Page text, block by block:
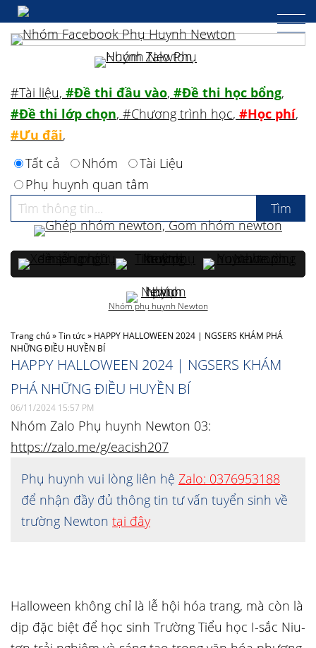
Trang chủ»Tin tức» HAPPY HALLOWEEN 2024 | NGSERS KHÁM PHÁ
NHỮNG ĐIỀU HUYỀN BÍ
HAPPY HALLOWEEN 2024 | NGSERS KHÁM
PHÁ NHỮNG ĐIỀU HUYỀN BÍ
06/11/2024 15:57 PM
Nhóm Zalo Phụ huynh Newton 03:
https://zalo.me/g/eacish207
Phụ huynh vui lòng liên hệ Zalo: 0376953188
để nhận đầy đủ thông tin tư vấn tuyển sinh về
trường Newton tại đây
Halloween không chỉ là lễ hội hóa trang, mà còn là
dịp đặc biệt để học sinh Trường Tiểu học I-sắc Niu-
#Tài liệu, #Đề thi đầu vào, #Đề thi học bổng,
#Đề thi lớp chọn, #Chương trình học, #Học phí,
#Ưu đãi,
Tất cả
Nhóm
Tài Liệu
Phụ huynh quan tâm
Nhóm phụ huynh Newton